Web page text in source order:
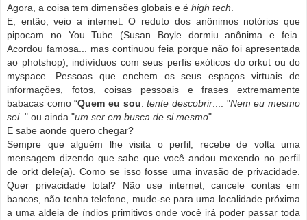
Agora, a coisa tem dimensões globais e é high tech
E, então, veio a internet. O reduto dos anônimos notórios que
pipocam no You Tube (Susan Boyle dormiu anônima e feia.
Acordou famosa... mas continuou feia porque não foi apresentada
ao photshop), indívíduos com seus perfis exóticos do orkut ou do
myspace. Pessoas que enchem os seus espaços virtuais de
informações, fotos, coisas pessoais e frases extremamente
babacas como “Quem eu sou:tente descobrir .... "Nem eu mesmo
sei.." ou ainda "um ser em busca de si mesmo"
E sabe aonde quero chegar?
Sempre que alguém lhe visita o perfil, recebe de volta uma
mensagem dizendo que sabe que você andou mexendo no perfil
de orkt dele(a). Como se isso fosse uma invasão de privacidade.
Quer privacidade total? Não use internet, cancele contas em
bancos, não tenha telefone, mude-se para uma localidade próxima
a uma aldeia de índios primitivos onde você irá poder passar toda